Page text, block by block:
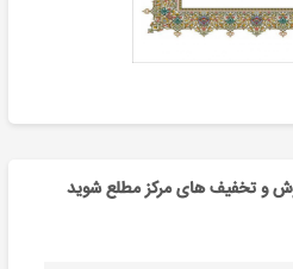
و تخفیف های مرکز مطلع شوید